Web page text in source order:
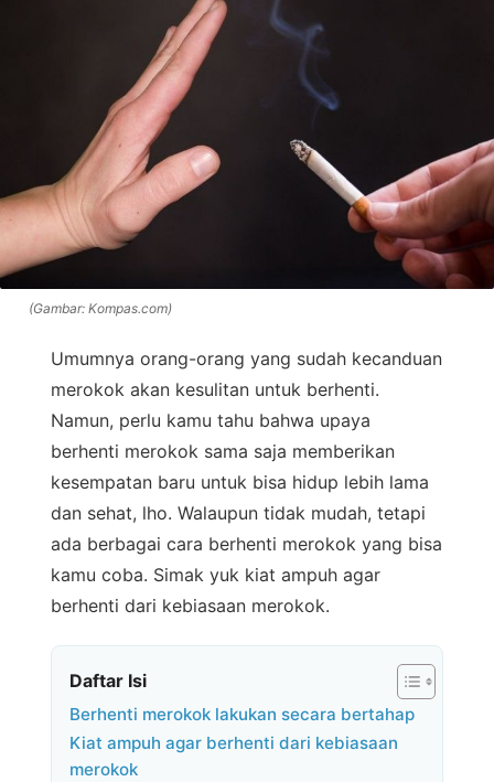
(Gambar: Kompas.com)
Umumnya orang-orang yang sudah kecanduan
merokok akan kesulitan untuk berhenti.
Namun, perlu kamu tahu bahwa upaya
berhenti merokok sama saja memberikan
kesempatan baru untuk bisa hidup lebih lama
dan sehat, lho. Walaupun tidak mudah, tetapi
ada berbagai cara berhenti merokok yang bisa
kamu coba. Simak yuk kiat ampuh agar
berhenti dari kebiasaan merokok.
Daftar Isi
Berhenti merokok lakukan secara bertahap
Kiat ampuh agar berhenti dari kebiasaan
merokok